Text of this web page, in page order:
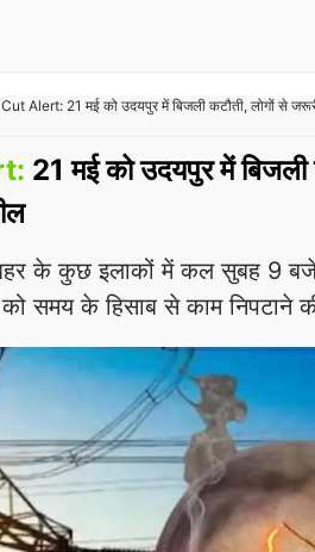
Alert: 21 मई को उदयपुर में बिजली कटौती, लोगों से
21 मई को उदयपुर में
के कुछ इलाकों में कल सुबह 9 बजे
समय के हिसाब से काम निपटाने